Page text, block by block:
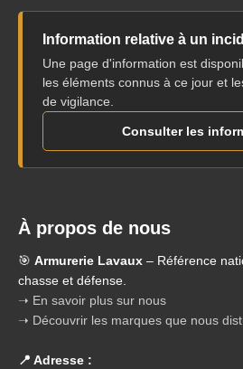
Information relative à un
Une page d'information est
les éléments connus à ce jour et
de vigilance.
Consulter les
À propos de nous
🎯 Armurerie Lavaux – Référence
chasse et défense.
➝ En savoir plus sur nous
➝ Découvrir les marques que nous
📍 Adresse :